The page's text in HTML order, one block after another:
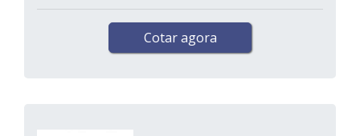
Cotar agora